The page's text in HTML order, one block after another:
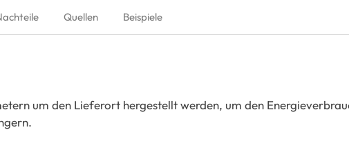
Quellen Beispiele
um den Lieferort hergestellt werden, um den